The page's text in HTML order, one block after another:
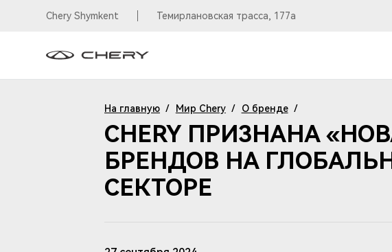
Chery Shymkent Темирлановская трасса, 177а
На главную / Мир Chery / О бренде /
CHERY ПРИЗНАНА
БРЕНДОВ НА
СЕКТОРЕ